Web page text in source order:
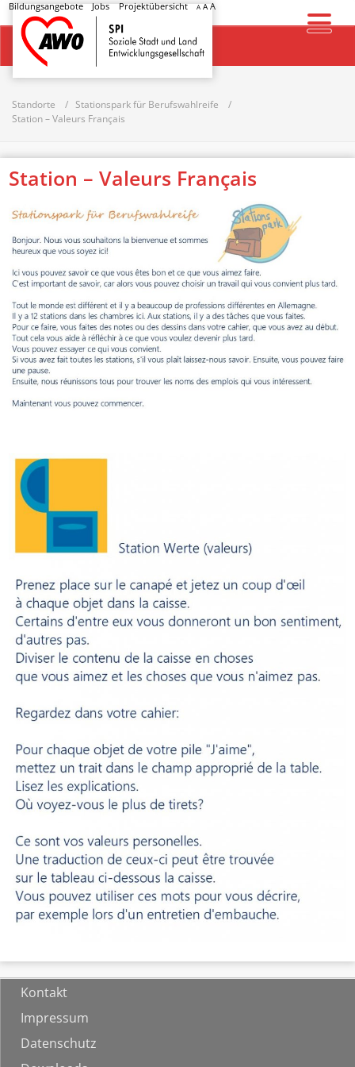
Bildungsangebote Jobs Projektübersicht A AA
Startseite
Standorte
Stationspark für Berufswahlreife
Station – Valeurs Français
Station – Valeurs Français
Kontakt
Impressum
Datenschutz